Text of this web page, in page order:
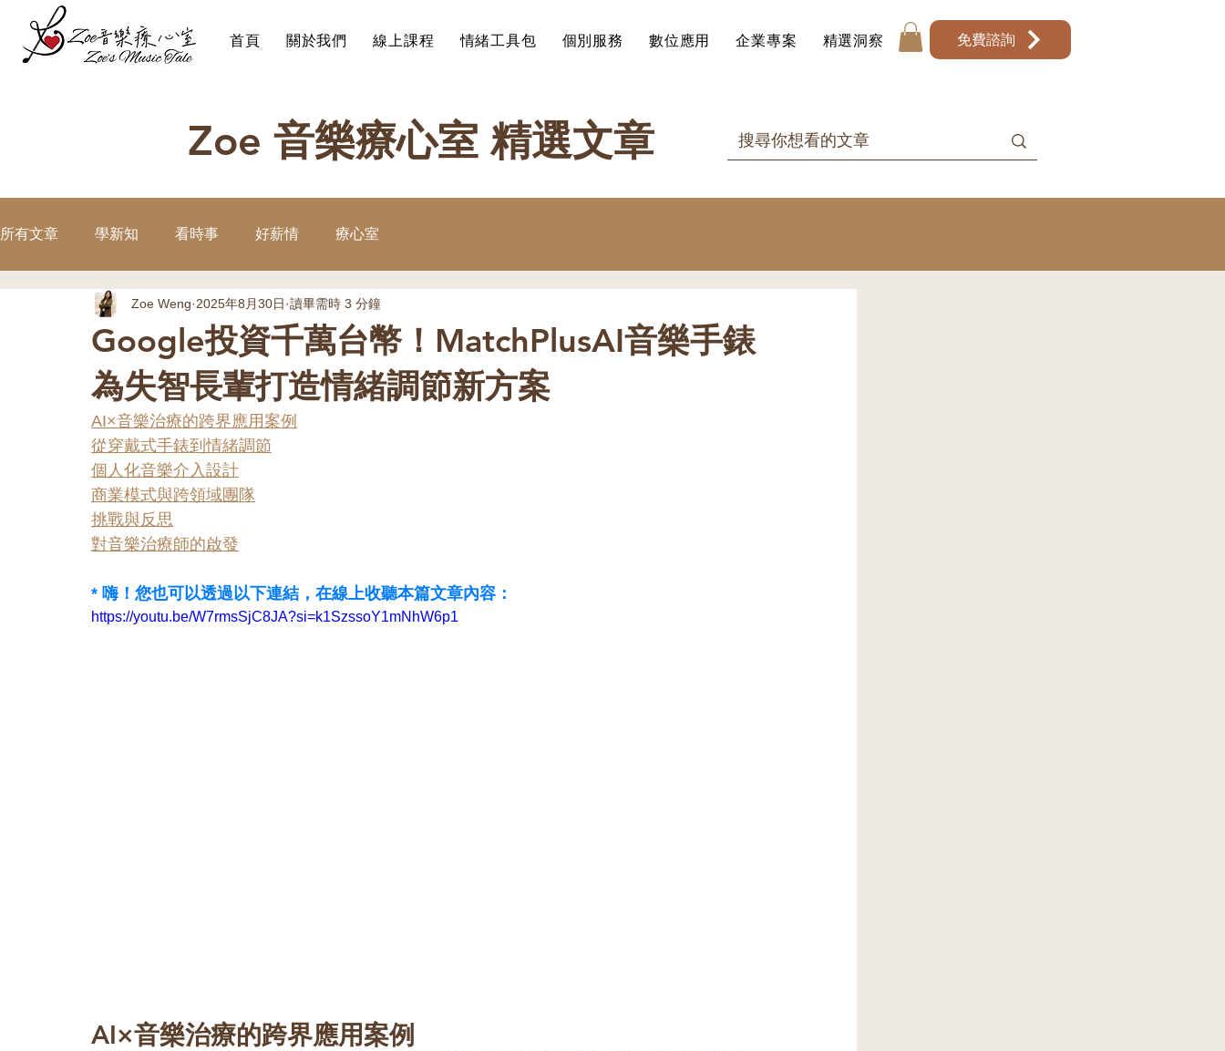
首頁 關於我們 線上課程 情緒工具包 個別服務 數位應用 企業專案 精選洞察 免費諮詢
Zoe 音樂療心室 精選文章
所有文章 學新知 看時事 好薪情 療心室
Google投資千萬台幣！MatchPlusAI音樂手錶
為失智長輩打造情緒調節新方案
Zoe Weng 2025年8月30日 讀畢需時 3 分鐘
AI×音樂治療的跨界應用案例
從穿戴式手錶到情緒調節
個人化音樂介入設計
商業模式與跨領域團隊
挑戰與反思
對音樂治療師的啟發
* 嗨！您也可以透過以下連結，在線上收聽本篇文章內容：
https://youtu.be/W7rmsSjC8JA?si=k1SzssoY1mNhW6p1
AI×音樂治療的跨界應用案例